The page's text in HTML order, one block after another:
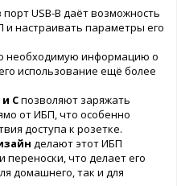
порт USB-B даёт возможность
и настраивать параметры его
необходимую информацию о
использование ещё более
Спозволяют заряжать
от ИБП, что особенно
доступа к розетке.
делают этот ИБП
что делает его
домашнего, так и для